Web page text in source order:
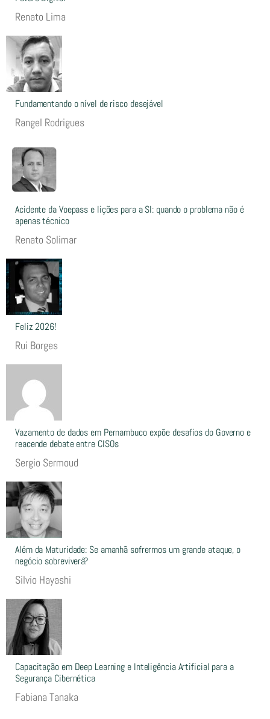
Renato Lima
Fundamentando o nível de risco desejável
Rangel Rodrigues
Acidente da Voepass e lições para a SI: quando o problema não é
apenas técnico
Renato Solimar
Feliz 2026!
Rui Borges
Vazamento de dados em Pernambuco expõe desafios do Governo e
reacende debate entre CISOs
Sergio Sermoud
Além da Maturidade: Se amanhã sofrermos um grande ataque, o
negócio sobreviverá?
Silvio Hayashi
Capacitação em Deep Learning e Inteligência Artificial para a
Segurança Cibernética
Fabiana Tanaka